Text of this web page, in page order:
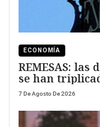
ECONOMÍA
REMESAS: las
se han
7 De Agosto De 2026